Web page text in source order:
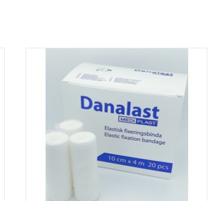
is geschikt voor het vastzetten van
wondbedekkers zoals een zalfgaas of
gaaskompres. Daarbij blijft een hoge mate
van bewegingsvrijheid behouden. De
elasticiteit van het windsel zorgt voor een
goede rekbaarheid w
TOEVOEGEN AAN WINKELWAGEN